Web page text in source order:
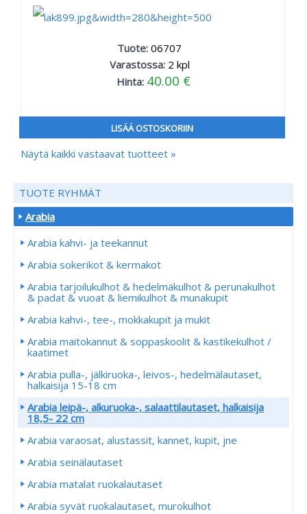
Tuote:06707
Varastossa: 2 kpl
Hinta: 40.00 €
LISÄÄ OSTOSKORIIN
Näytä kaikki vastaavat tuotteet »
TUOTE RYHMÄT
Arabia
Arabia kahvi- ja teekannut
Arabia sokerikot & kermakot
Arabia tarjoilukulhot & hedelmäkulhot & perunakulhot
& padat & vuoat & liemikulhot & munakupit
Arabia kahvi-, tee-, mokkakupit ja mukit
Arabia maitokannut & soppaskoolit & kastikekulhot /
kaatimet
Arabia pulla-, jälkiruoka-, leivos-, hedelmälautaset,
halkaisija 15-18 cm
Arabia leipä-, alkuruoka-, salaattilautaset, halkaisija
18,5- 22 cm
Arabia varaosat, alustassit, kannet, kupit, jne
Arabia seinälautaset
Arabia matalat ruokalautaset
Arabia syvät ruokalautaset, murokulhot